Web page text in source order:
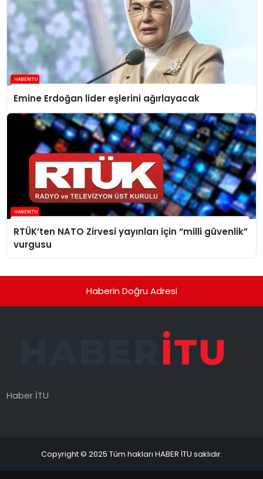
Emine Erdoğan lider eşlerini ağırlayacak
RTÜK’ten NATO Zirvesi yayınları için “milli güvenlik”
vurgusu
Haberin Doğru Adresi
Haber İTU
Copyright © 2025 Tüm hakları HABER İTU saklıdır.